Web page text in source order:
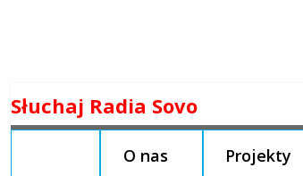
to
Słuchaj Radia Sovo
O nas Projekty